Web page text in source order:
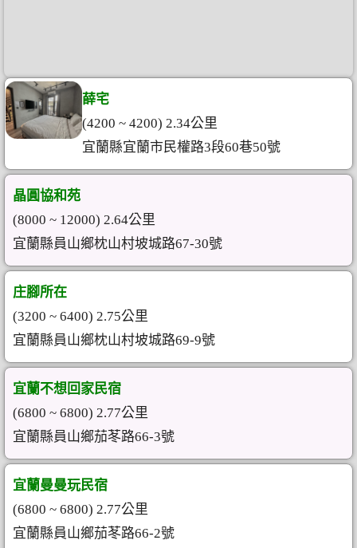
薛宅
(4200 ~ 4200) 2.34公里
宜蘭縣宜蘭市民權路3段60巷50號
晶圓協和苑
(8000 ~ 12000) 2.64公里
宜蘭縣員山鄉枕山村坡城路67-30號
庄腳所在
(3200 ~ 6400) 2.75公里
宜蘭縣員山鄉枕山村坡城路69-9號
宜蘭不想回家民宿
(6800 ~ 6800) 2.77公里
宜蘭縣員山鄉茄苳路66-3號
宜蘭曼曼玩民宿
(6800 ~ 6800) 2.77公里
宜蘭縣員山鄉茄苳路66-2號